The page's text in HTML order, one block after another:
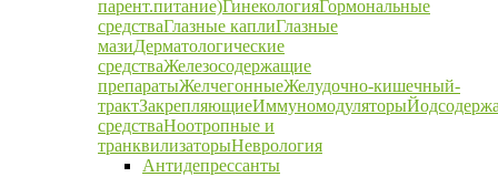
парент.питание)ГинекологияГормональные
средстваГлазные каплиГлазные
мазиДерматологические
средстваЖелезосодержащие
препаратыЖелчегонныеЖелудочно-кишечный-
трактЗакрепляющиеИммуномодуляторы
средстваНоотропные и
транквилизаторыНеврология
Антидепрессанты